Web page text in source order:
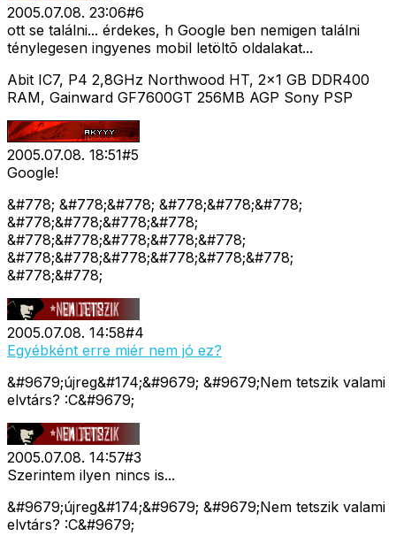
2005.07.08. 23:06#6
ott se találni... érdekes, h Google ben nemigen találni
ténylegesen ingyenes mobil letöltõ oldalakat...
Abit IC7, P4 2,8GHz Northwood HT, 2x1 GB DDR400
RAM, Gainward GF7600GT 256MB AGP Sony PSP
2005.07.08. 18:51#5
Google!
&#778; &#778;&#778; &#778;&#778;&#778;
&#778;&#778;&#778;&#778;
&#778;&#778;&#778;&#778;&#778;
&#778;&#778;&#778;&#778;&#778;&#778;
&#778;&#778;
2005.07.08. 14:58#4
Egyébként erre miér nem jó ez?
&#9679;újreg&#174;&#9679; &#9679;Nem tetszik valami
elvtárs? :C&#9679;
2005.07.08. 14:57#3
Szerintem ilyen nincs is...
&#9679;újreg&#174;&#9679; &#9679;Nem tetszik valami
elvtárs? :C&#9679;